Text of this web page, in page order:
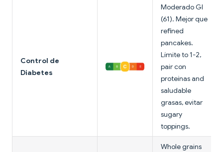
Control de
Diabetes
Moderado GI
(61). Mejor que
refined
pancakes.
Límite to 1-2,
pair con
proteínas and
saludable
grasas, evitar
sugary
toppings.
Whole grains